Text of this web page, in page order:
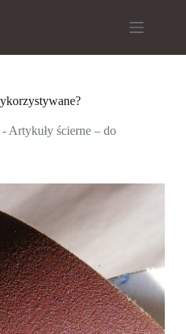
- Artykuły ścierne – do